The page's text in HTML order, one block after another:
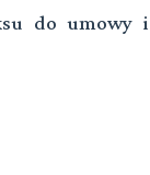
do umowy i